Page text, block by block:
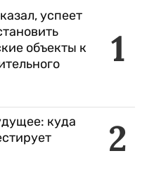
1
успеет
объекты к
2
куда